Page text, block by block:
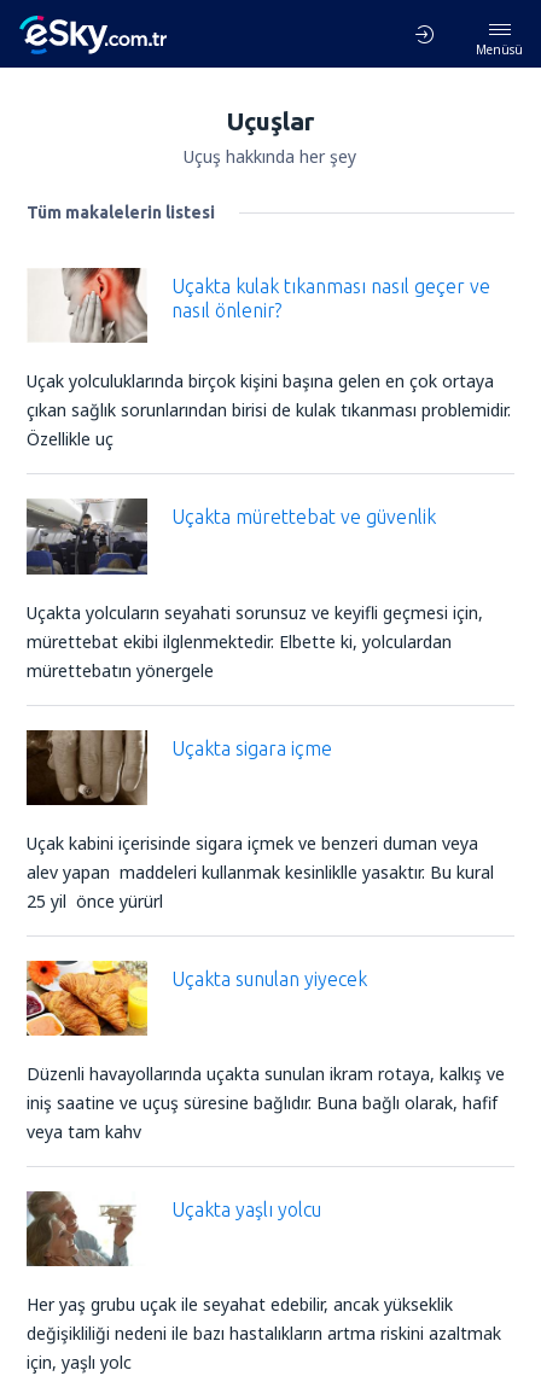
Menüsü
Uçuşlar
Uçuş hakkında her şey
Tüm makalelerin listesi
Uçakta kulak tıkanması nasıl geçer ve
nasıl önlenir?
Uçak yolculuklarında birçok kişini başına gelen en çok ortaya
çıkan sağlık sorunlarından birisi de kulak tıkanması problemidir.
Özellikle uç
Uçakta mürettebat ve güvenlik
Uçakta yolcuların seyahati sorunsuz ve keyifli geçmesi için,
mürettebat ekibi ilglenmektedir. Elbette ki, yolculardan
mürettebatın yönergele
Uçakta sigara içme
Uçak kabini içerisinde sigara içmek ve benzeri duman veya
alev yapan maddeleri kullanmak kesinliklle yasaktır. Bu kural
25 yil önce yürürl
Uçakta sunulan yiyecek
Düzenli havayollarında uçakta sunulan ikram rotaya, kalkış ve
iniş saatine ve uçuş süresine bağlıdır. Buna bağlı olarak, hafif
veya tam kahv
Uçakta yaşlı yolcu
Her yaş grubu uçak ile seyahat edebilir, ancak yükseklik
değişikliliği nedeni ile bazı hastalıkların artma riskini azaltmak
için, yaşlı yolc